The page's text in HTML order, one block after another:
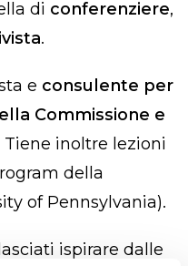
di conferenziere,
.
e consulente per
Commissione e
Tiene inoltre lezioni
della
of Pennsylvania).
ispirare dalle